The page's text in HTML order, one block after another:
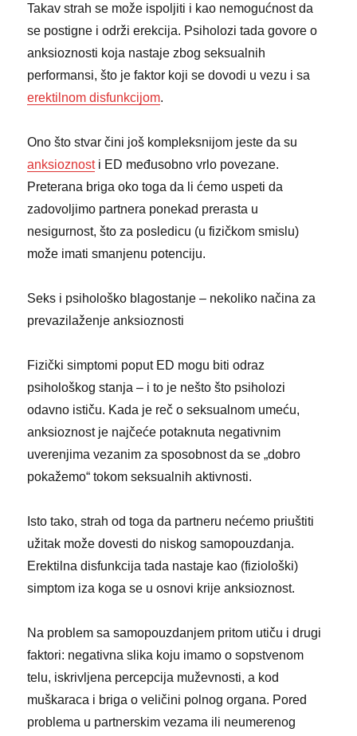
Takav strah se može ispoljiti i kao nemogućnost da
se postigne i održi erekcija. Psiholozi tada govore o
anksioznosti koja nastaje zbog seksualnih
performansi, što je faktor koji se dovodi u vezu i sa
erektilnom disfunkcijom.
Ono što stvar čini još kompleksnijom jeste da su
anksioznosti ED međusobno vrlo povezane.
Preterana briga oko toga da li ćemo uspeti da
zadovoljimo partnera ponekad prerasta u
nesigurnost, što za posledicu (u fizičkom smislu)
može imati smanjenu potenciju.
Seks i psihološko blagostanje – nekoliko načina za
prevazilaženje anksioznosti
Fizički simptomi poput ED mogu biti odraz
psihološkog stanja – i to je nešto što psiholozi
odavno ističu. Kada je reč o seksualnom umeću,
anksioznost je najčeće potaknuta negativnim
uverenjima vezanim za sposobnost da se „dobro
pokažemo“ tokom seksualnih aktivnosti.
Isto tako, strah od toga da partneru nećemo priuštiti
užitak može dovesti do niskog samopouzdanja.
Erektilna disfunkcija tada nastaje kao (fiziološki)
simptom iza koga se u osnovi krije anksioznost.
Na problem sa samopouzdanjem pritom utiču i drugi
faktori: negativna slika koju imamo o sopstvenom
telu, iskrivljena percepcija muževnosti, a kod
muškaraca i briga o veličini polnog organa. Pored
problema u partnerskim vezama ili neumerenog